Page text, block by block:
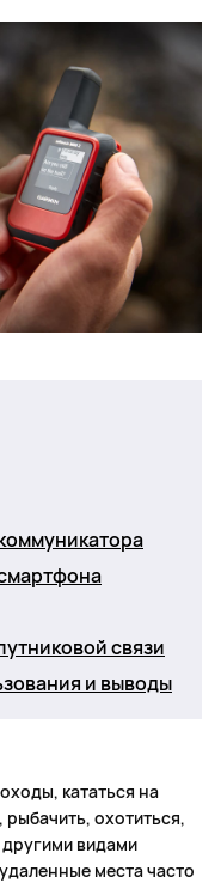
связи
и выводы
кататься на
рыбачить, охотиться,
другими видами
места часто